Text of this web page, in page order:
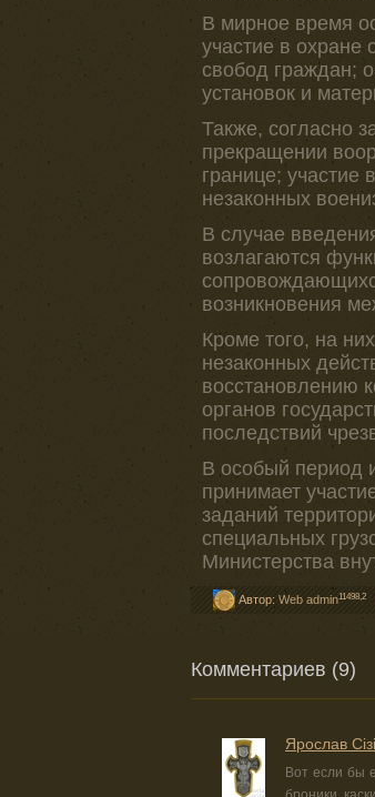
В мирное время
участие в охране
свобод граждан;
установок и
Также, согласно
прекращении
границе; участие
незаконных
В случае
возлагаются
возникновения
Кроме того, на
незаконных
восстановлению
органов
последствий
В особый период
принимает
заданий
специальных
Министерства
Автор: Web admin11498,2
Комментариев (9)
Ярослав
Вот если бы